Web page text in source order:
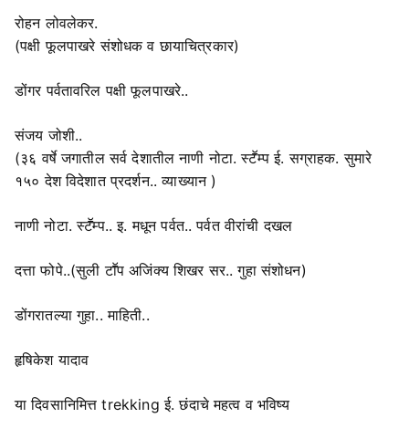
रोहन लोवलेकर.
(पक्षी फूलपाखरे संशोधक व छायाचित्रकार)
डोंगर पर्वतावरिल पक्षी फूलपाखरे..
संजय जोशी..
(३६ वर्षे जगातील सर्व देशातील नाणी नोटा. स्टॕम्प ई. सग्राहक. सुमारे
१५० देश विदेशात प्रदर्शन.. व्याख्यान )
नाणी नोटा. स्टॕम्प.. इ. मधून पर्वत.. पर्वत वीरांची दखल
दत्ता फोपे..(सुली टाॕप अजिंक्य शिखर सर.. गुहा संशोधन)
डोंगरातल्या गुहा.. माहिती..
हृषिकेश यादाव
या दिवसानिमित्त trekking ई. छंदाचे महत्व व भविष्य